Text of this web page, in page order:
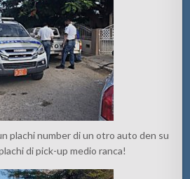
plachi number di un otro auto den su
di pick-up medio ranca!